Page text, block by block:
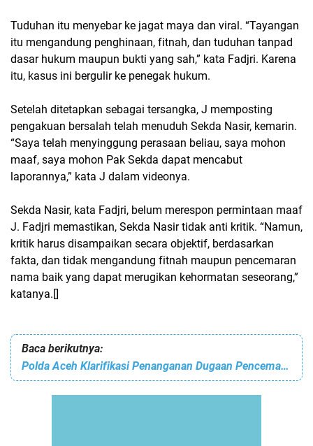
Tuduhan itu menyebar ke jagat maya dan viral. “Tayangan
itu mengandung penghinaan, fitnah, dan tuduhan tanpad
dasar hukum maupun bukti yang sah,” kata Fadjri. Karena
itu, kasus ini bergulir ke penegak hukum.
Setelah ditetapkan sebagai tersangka, J memposting
pengakuan bersalah telah menuduh Sekda Nasir, kemarin.
“Saya telah menyinggung perasaan beliau, saya mohon
maaf, saya mohon Pak Sekda dapat mencabut
laporannya,” kata J dalam videonya.
Sekda Nasir, kata Fadjri, belum merespon permintaan maaf
J. Fadjri memastikan, Sekda Nasir tidak anti kritik. “Namun,
kritik harus disampaikan secara objektif, berdasarkan
fakta, dan tidak mengandung fitnah maupun pencemaran
nama baik yang dapat merugikan kehormatan seseorang,”
katanya.[]
Baca berikutnya:
Polda Aceh Klarifikasi Penanganan Dugaan Pencemaran Nama Baik terhadap Sekda Aceh